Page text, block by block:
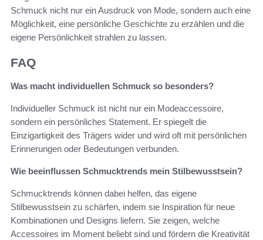
Schmuck nicht nur ein Ausdruck von Mode, sondern auch eine
Möglichkeit, eine persönliche Geschichte zu erzählen und die
eigene Persönlichkeit strahlen zu lassen.
FAQ
Was macht individuellen Schmuck so besonders?
Individueller Schmuck ist nicht nur ein Modeaccessoire,
sondern ein persönliches Statement. Er spiegelt die
Einzigartigkeit des Trägers wider und wird oft mit persönlichen
Erinnerungen oder Bedeutungen verbunden.
Wie beeinflussen Schmucktrends mein Stilbewusstsein?
Schmucktrends können dabei helfen, das eigene
Stilbewusstsein zu schärfen, indem sie Inspiration für neue
Kombinationen und Designs liefern. Sie zeigen, welche
Accessoires im Moment beliebt sind und fördern die Kreativität